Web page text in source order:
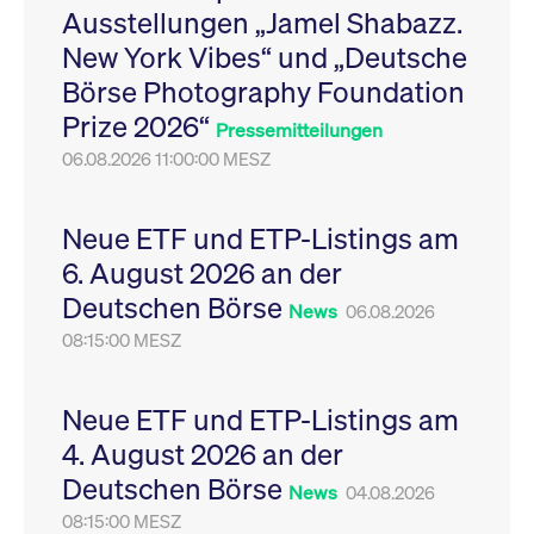
Ausstellungen „Jamel Shabazz.
New York Vibes“ und „Deutsche
Börse Photography Foundation
Prize 2026“ Pressemitteilungen
06.08.2026 11:00:00 MESZ
Neue ETF und ETP-Listings am
6. August 2026 an der
Deutschen Börse News 06.08.2026
08:15:00 MESZ
Neue ETF und ETP-Listings am
4. August 2026 an der
Deutschen Börse News 04.08.2026
08:15:00 MESZ
Leistung der Website
zu messen. Es handelt
sich um ein Muster-
Cookie, bei dem auf
das Präfix _pk_ses
eine kurze Reihe von
VISITOR_PRIVACY_METADATA
YouTube
.youtube.com
6
Monate
Dieses Cookie dient
Speicherung der
Einwilligungs- und
des Nutzers für ihre
Interaktion mit der
Sitzungen geehrt